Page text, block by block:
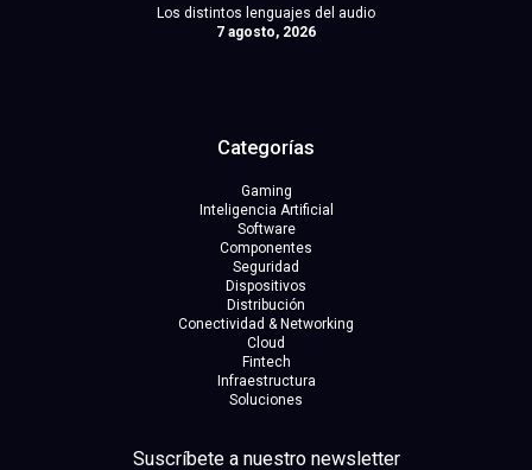
Los distintos lenguajes del audio
7 agosto, 2026
Categorías
Gaming
Inteligencia Artificial
Software
Componentes
Seguridad
Dispositivos
Distribución
Conectividad & Networking
Cloud
Fintech
Infraestructura
Soluciones
Suscríbete a nuestro newsletter
facebook
x linkedinyoutubeinstagram
spotify